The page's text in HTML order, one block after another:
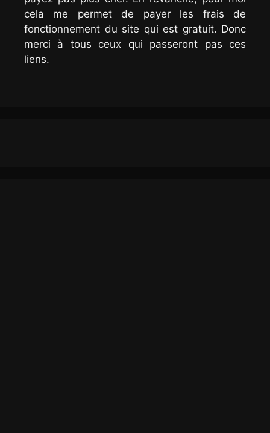
cela me permet de payer les frais de
fonctionnement du site qui est gratuit. Donc
merci à tous ceux qui passeront pas ces
liens.